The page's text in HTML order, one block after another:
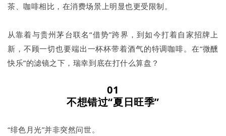
茶、咖啡相比，在消费场景上明显也更受限制。
从靠着与贵州茅台联名“借势”跨界，到如今打着自家招牌上
新，不顾一切也要端出一杯杯带着酒气的特调咖啡。在“微醺
快乐”的滤镜之下，瑞幸到底在打什么算盘？
01
不想错过“夏日旺季”
“绯色月光”并非突然问世。